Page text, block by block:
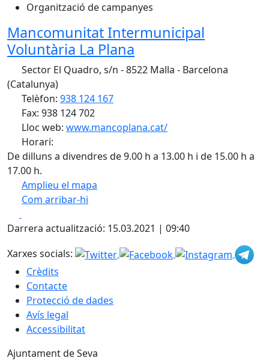
Organització de campanyes
Mancomunitat Intermunicipal
Voluntària La Plana
Sector El Quadro, s/n - 8522 Malla - Barcelona
(Catalunya)
Telèfon: 938 124 167
Fax: 938 124 702
Lloc web: www.mancoplana.cat/
Horari:
De dilluns a divendres de 9.00 h a 13.00 h i de 15.00 h a
17.00 h.
Amplieu el mapa
Com arribar-hi
+
Darrera actualització: 15.03.2021 | 09:40
Xarxes socials:
Crèdits
Contacte
Protecció de dades
Avís legal
Accessibilitat
Ajuntament de Seva